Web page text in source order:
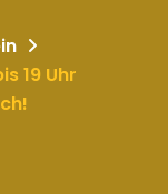
19 Uhr